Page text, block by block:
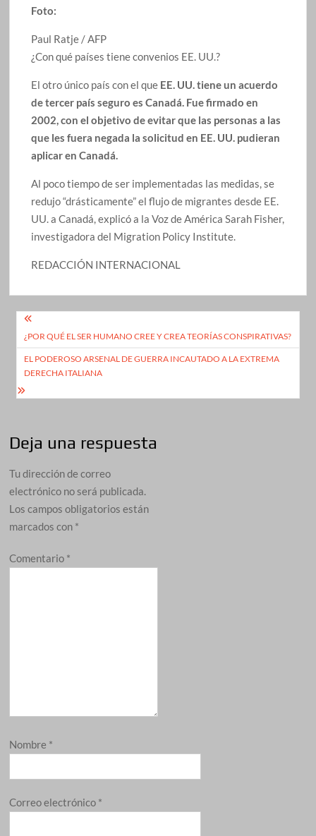
Foto:
Paul Ratje / AFP
¿Con qué países tiene convenios EE. UU.?
El otro único país con el que EE. UU. tiene un acuerdo
de tercer país seguro es Canadá. Fue firmado en
2002, con el objetivo de evitar que las personas a las
que les fuera negada la solicitud en EE. UU. pudieran
aplicar en Canadá.
Al poco tiempo de ser implementadas las medidas, se
redujo “drásticamente” el flujo de migrantes desde EE.
UU. a Canadá, explicó a la Voz de América Sarah Fisher,
investigadora del Migration Policy Institute.
REDACCIÓN INTERNACIONAL
Navegación
de
entradas
¿POR QUÉ EL SER HUMANO CREE Y CREA TEORÍAS CONSPIRATIVAS?
EL PODEROSO ARSENAL DE GUERRA INCAUTADO A LA EXTREMA
DERECHA ITALIANA
Deja una respuesta
Tu dirección de correo
electrónico no será publicada.
Los campos obligatorios están
marcados con *
Comentario *
Nombre *
Correo electrónico *